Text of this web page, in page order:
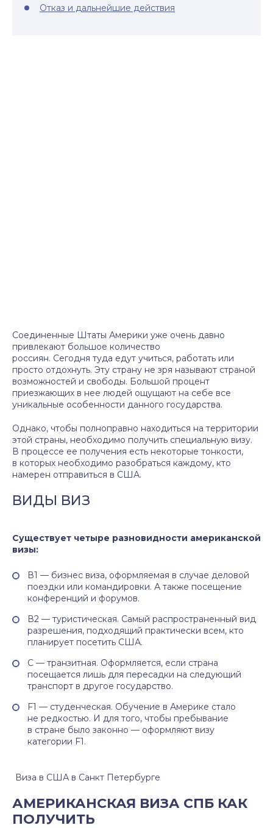
Отказ и дальнейшие действия
Соединенные Штаты Америки уже очень давно
привлекают большое количество
россиян. Сегодня туда едут учиться, работать или
просто отдохнуть. Эту страну не зря называют страной
возможностей и свободы. Большой процент
приезжающих в нее людей ощущают на себе все
уникальные особенности данного государства.
Однако, чтобы полноправно находиться на территории
этой страны, необходимо получить специальную визу.
В процессе ее получения есть некоторые тонкости,
в которых необходимо разобраться каждому, кто
намерен отправиться в США.
ВИДЫ ВИЗ
Существует четыре разновидности американской
визы:
В1 — бизнес виза, оформляемая в случае деловой
поездки или командировки. А также посещение
конференций и форумов.
В2 — туристическая. Самый распространенный вид
разрешения, подходящий практически всем, кто
планирует посетить США.
С — транзитная. Оформляется, если страна
посещается лишь для пересадки на следующий
транспорт в другое государство.
F1 — студенческая. Обучение в Америке стало
не редкостью. И для того, чтобы пребывание
в стране было законно — оформляют визу
категории F1.
Виза в США в Санкт Петербурге
АМЕРИКАНСКАЯ ВИЗА СПБ КАК
ПОЛУЧИТЬ